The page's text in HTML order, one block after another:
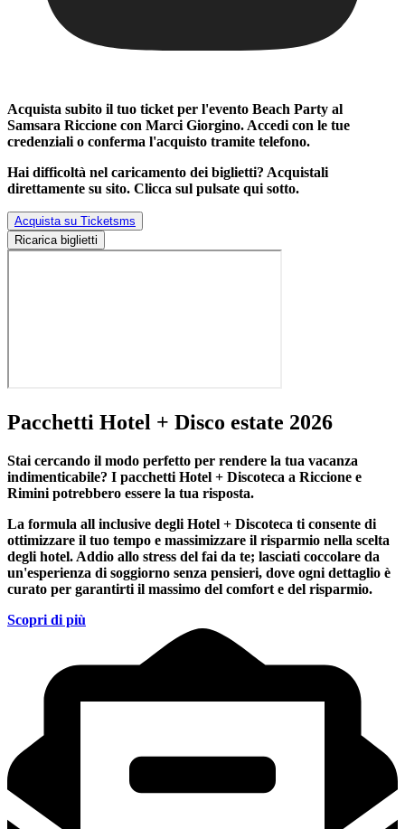
Acquista subito il tuo ticket per l'evento Beach Party al
Samsara Riccione con Marci Giorgino. Accedi con le tue
credenziali o conferma l'acquisto tramite telefono.
Hai difficoltà nel caricamento dei biglietti? Acquistali
direttamente su sito. Clicca sul pulsate qui sotto.
Acquista su Ticketsms
Ricarica biglietti
Pacchetti Hotel + Disco estate 2026
Stai cercando il modo perfetto per rendere la tua vacanza
indimenticabile? I pacchetti Hotel + Discoteca a Riccione e
Rimini potrebbero essere la tua risposta.
La formula all inclusive degli Hotel + Discoteca ti consente di
ottimizzare il tuo tempo e massimizzare il risparmio nella scelta
degli hotel. Addio allo stress del fai da te; lasciati coccolare da
un'esperienza di soggiorno senza pensieri, dove ogni dettaglio è
curato per garantirti il massimo del comfort e del risparmio.
Scopri di più